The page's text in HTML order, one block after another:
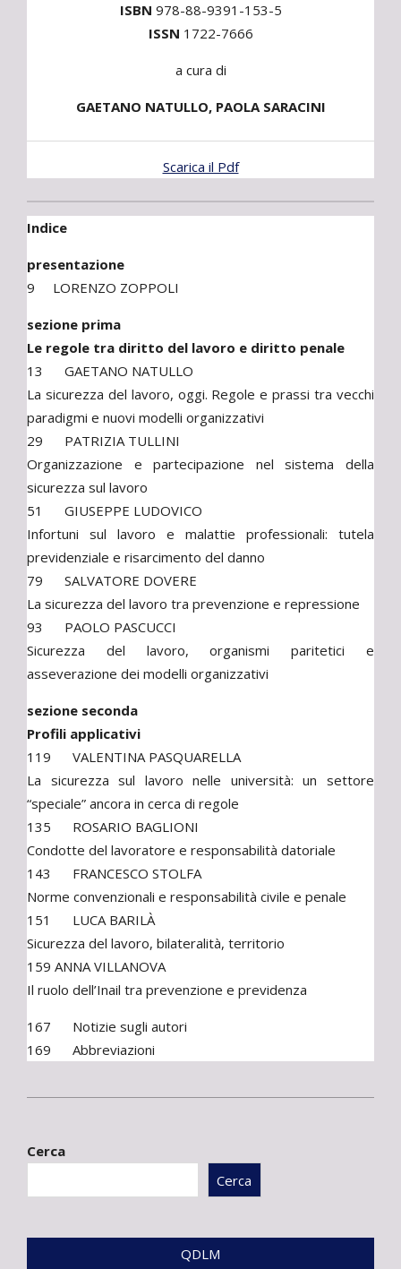
ISBN 978-88-9391-153-5
ISSN 1722-7666
a cura di
GAETANO NATULLO, PAOLA SARACINI
Scarica il Pdf
Indice
presentazione
9 LORENZO ZOPPOLI
sezione prima
Le regole tra diritto del lavoro e diritto penale
13 GAETANO NATULLO
La sicurezza del lavoro, oggi. Regole e prassi tra vecchi
paradigmi e nuovi modelli organizzativi
29 PATRIZIA TULLINI
Organizzazione e partecipazione nel sistema della
sicurezza sul lavoro
51 GIUSEPPE LUDOVICO
Infortuni sul lavoro e malattie professionali: tutela
previdenziale e risarcimento del danno
79 SALVATORE DOVERE
La sicurezza del lavoro tra prevenzione e repressione
93 PAOLO PASCUCCI
Sicurezza del lavoro, organismi paritetici e
asseverazione dei modelli organizzativi
sezione seconda
Profili applicativi
119 VALENTINA PASQUARELLA
La sicurezza sul lavoro nelle università: un settore
“speciale” ancora in cerca di regole
135 ROSARIO BAGLIONI
Condotte del lavoratore e responsabilità datoriale
143 FRANCESCO STOLFA
Norme convenzionali e responsabilità civile e penale
151 LUCA BARILÀ
Sicurezza del lavoro, bilateralità, territorio
159 ANNA VILLANOVA
Il ruolo dell’Inail tra prevenzione e previdenza
167 Notizie sugli autori
169 Abbreviazioni
29
Cerca
Cerca
QDLM